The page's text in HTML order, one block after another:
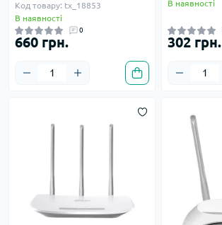
Код товару: tx_18853
В наявності
0
660 грн.
В наявності
302 грн.